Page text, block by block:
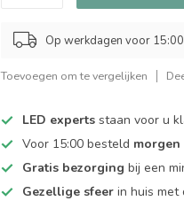
Op werkdagen voor
Toevoegen om te vergelijken
LED experts staan voor u
Voor 15:00 besteld morgen
Gratis bezorging bij een
Gezellige sfeer in huis met